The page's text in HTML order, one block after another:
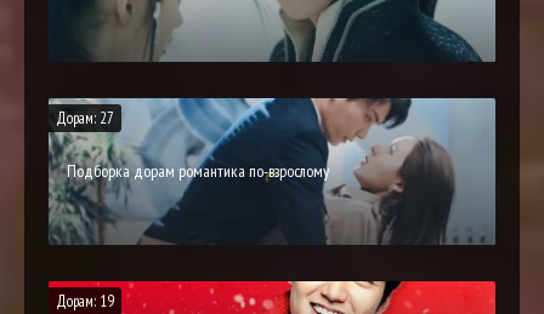
Дорам: 27
Подборка дорам романтика по-взрослому
Дорам: 19